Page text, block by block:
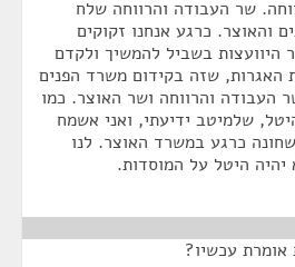
שר העבודה והרווחה שלח
והאוצר. כרגע אנחנו זקוקים
היוועצות בשביל להמשיך ולקדם
האגרות, שזה בקידום משרד הפנים
העבודה והרווחה ושר האוצר. כמו
שלמיטב ידיעתי, ואני אשמח
כרגע במשרד האוצר. לנו
היטל על המוסדות.
עכשיו?